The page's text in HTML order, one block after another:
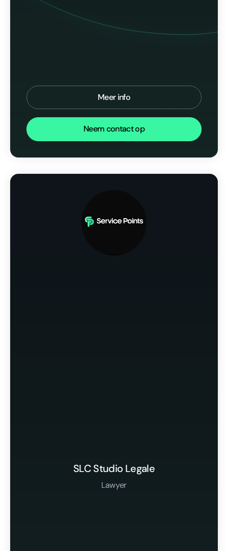
Meer info
Neem contact op
SLC Studio Legale
Lawyer